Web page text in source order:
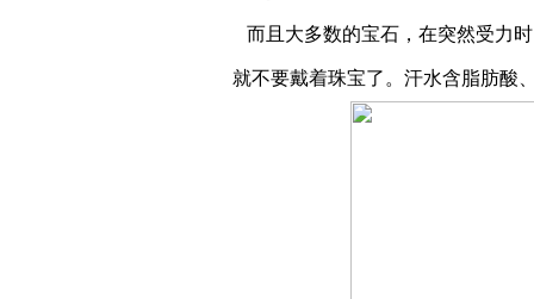
而且大多数的宝石，在突然受力
就不要戴着珠宝了。汗水含脂肪酸